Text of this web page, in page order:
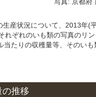
写真: 京都府
産状況について、2013年
れぞれのいも類の写真のリ
たりの収穫量等、そのい
推移